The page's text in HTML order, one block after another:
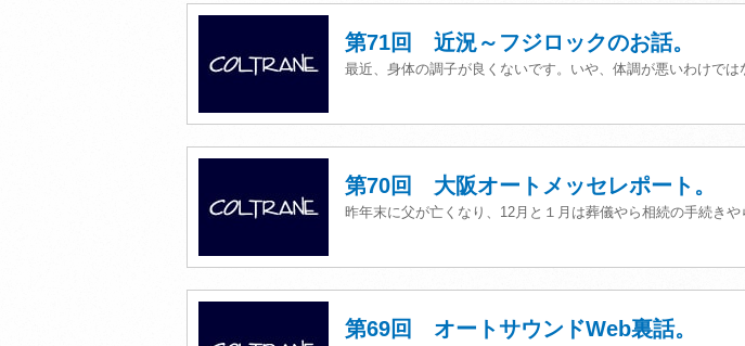
第71回 近況～フジロックのお話。
最近、身体の調子が良くないです。いや、体調が悪いわけで
第70回 大阪オートメッセレポート。
昨年末に父が亡くなり、12月と１月は葬儀やら相続の手続き
第69回 オートサウンドWeb裏話。